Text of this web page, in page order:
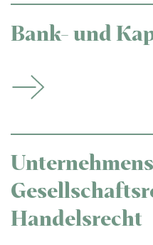
Bank- und
Handelsrecht